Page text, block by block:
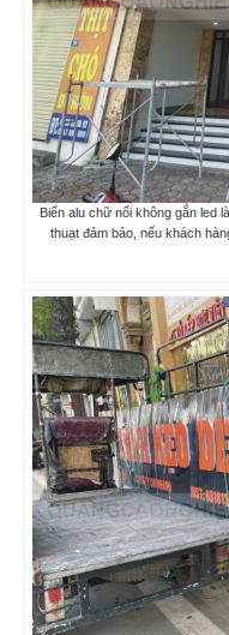
Biển alu chữ nổi không gắn led
thuạt đảm bảo, nếu khách